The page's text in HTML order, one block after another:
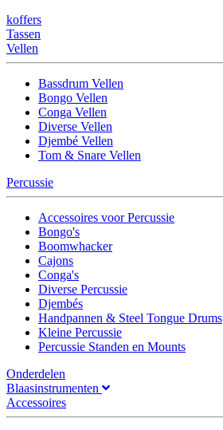
koffers
Tassen
Vellen
Bassdrum Vellen
Bongo Vellen
Conga Vellen
Diverse Vellen
Djembé Vellen
Tom & Snare Vellen
Percussie
Accessoires voor Percussie
Bongo's
Boomwhacker
Cajons
Conga's
Diverse Percussie
Djembés
Handpannen & Steel Tongue Drums
Kleine Percussie
Percussie Standen en Mounts
Onderdelen
Blaasinstrumenten
Accessoires